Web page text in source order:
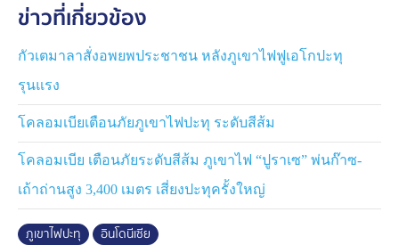
นอกจากนี้ ยังได้แนะนำให้ชาวบ้านในพื้นที่ที่ได้รับผลกระทบ
ป้องกันอันตรายต่อระบบทางเดินหายใจ
ทั้งนี้ ประเทศโดยอินโดนีเซีย มีภูเขาไฟที่ยังคุกรุ่นอยู่ทั้งสิ้น
127 ลูก
ข่าวที่เกี่ยวข้อง
กัวเตมาลาสั่งอพยพประชาชน หลังภูเขาไฟฟูเอโกปะทุ
รุนแรง
โคลอมเบียเตือนภัยภูเขาไฟปะทุ ระดับสีส้ม
โคลอมเบีย เตือนภัยระดับสีส้ม ภูเขาไฟ “ปูราเซ” พ่นก๊าซ-
เถ้าถ่านสูง 3,400 เมตร เสี่ยงปะทุครั้งใหญ่
ภูเขาไฟปะทุ อินโดนีเซีย